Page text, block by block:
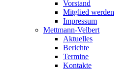
Vorstand
Mitglied werden
Impressum
Mettmann-Velbert
Aktuelles
Berichte
Termine
Kontakte